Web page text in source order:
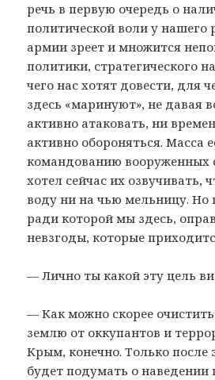
речь в первую очередь о
политической воли у нашего
армии зреет и множится
политики, стратегического
чего нас хотят довести, для
здесь «маринуют», не давая
активно атаковать, ни
активно обороняться. Масса
командованию вооруженных
хотел сейчас их озвучивать,
воду ни на чью мельницу. Но
ради которой мы здесь,
невзгоды, которые
— Лично ты какой эту цель
— Как можно скорее
землю от оккупантов и
Крым, конечно. Только после
будет подумать о наведении